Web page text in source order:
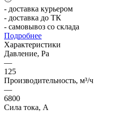
- доставка курьером
- доставка до ТК
- самовывоз со склада
Подробнее
Характеристики
Давление, Pa
—
125
Производительность, м³/ч
—
6800
Сила тока, А